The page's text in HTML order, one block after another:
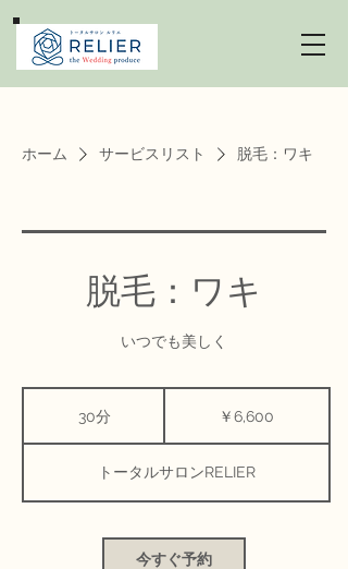
ホーム サービスリスト 脱毛：ワキ
脱毛：ワキ
いつでも美しく
30分 ￥6,600
トータルサロンRELIER
今すぐ予約